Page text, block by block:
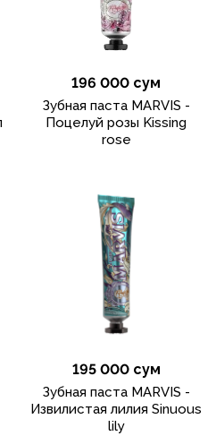
196 000 сум
Зубная паста MARVIS -
Поцелуй розы Kissing
rose
195 000 сум
Зубная паста MARVIS -
Извилистая лилия Sinuous
lily